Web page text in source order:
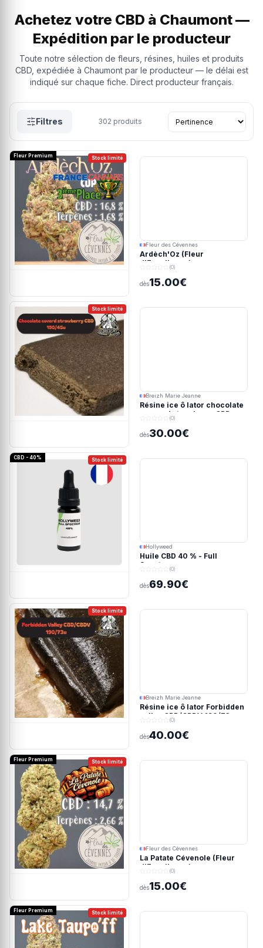
Achetez votre CBD à Chaumont —
Expédition par le producteur
Toute notre sélection de fleurs, résines, huiles et produits
CBD, expédiée à Chaumont par le producteur — le délai est
indiqué sur chaque fiche. Direct producteur français.
Filtres 302 produits
Stock limité
Fleur Premium
Fleur des Cévennes
Ardèch'Oz (Fleur
d'Excellence)
(0)
dès15.00€
Stock limité
Breizh Marie Jeanne
Résine ice ô lator chocolate
covered strawberry CBD
(0)
dès30.00€
Stock limité
CBD - 40%
Hollyweed
Huile CBD 40 % - Full
Spectrum
(0)
dès69.90€
Stock limité
Breizh Marie Jeanne
Résine ice ô lator Forbidden
valley CBD/CBDV 190/73u
(0)
dès40.00€
Stock limité
Fleur Premium
Fleur des Cévennes
La Patate Cévenole (Fleur
d'Excellence)
(0)
dès15.00€
Stock limité
Fleur Premium